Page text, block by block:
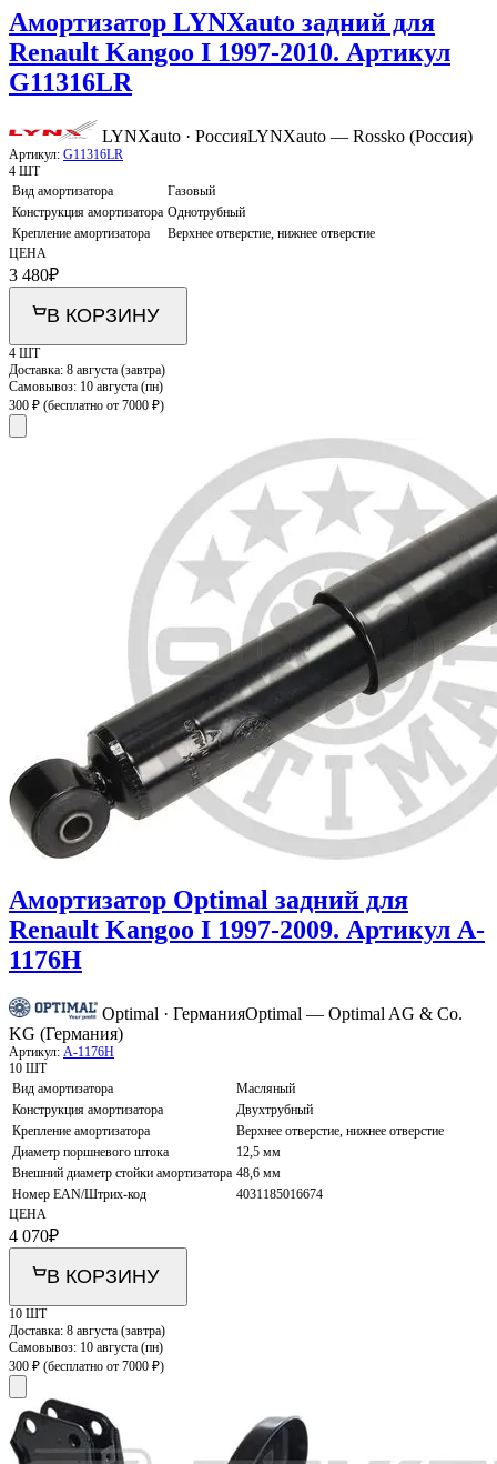
Амортизатор LYNXauto задний для
Renault Kangoo I 1997-2010. Артикул
G11316LR
LYNXauto · РоссияLYNXauto — Rossko (Россия)
Артикул: G11316LR
4 ШТ
Вид амортизатора
Газовый
Конструкция амортизатора Однотрубный
Крепление амортизатора
Верхнее отверстие, нижнее отверстие
ЦЕНА
3 480₽
В КОРЗИНУ
4 ШТ
Доставка: 8 августа (завтра)
Самовывоз: 10 августа (пн)
300 ₽ (бесплатно от 7000 ₽)
Амортизатор Optimal задний для
Renault Kangoo I 1997-2009. Артикул A-
1176H
Optimal · ГерманияOptimal — Optimal AG & Co.
KG (Германия)
Артикул: A-1176H
10 ШТ
Вид амортизатора
Масляный
Конструкция амортизатора
Двухтрубный
Крепление амортизатора
Верхнее отверстие, нижнее отверстие
Диаметр поршневого штока
12,5 мм
Внешний диаметр стойки амортизатора 48,6 мм
Номер EAN/Штрих-код
4031185016674
ЦЕНА
4 070₽
В КОРЗИНУ
10 ШТ
Доставка: 8 августа (завтра)
Самовывоз: 10 августа (пн)
300 ₽ (бесплатно от 7000 ₽)